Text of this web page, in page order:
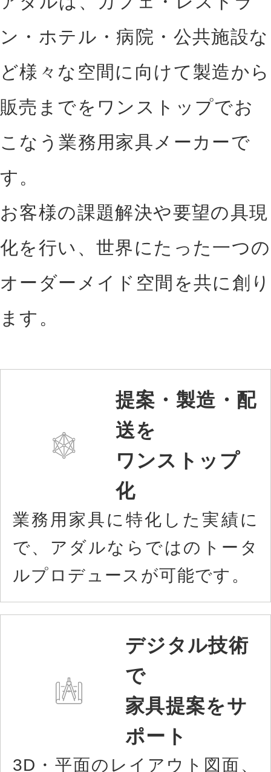
ン・ホテル・病院・公共施設な
ど様々な空間に向けて製造から
販売までをワンス トップでお
こなう業務用家具メーカーで
す。
お客様の課題解決や要望の具現
化を行い、世界に たった一つの
オーダーメイド空間を共に創り
ます。
提案・製造・配
送を
ワンストップ
化
業務用家具に特化した実績に
で、アダルならではのトータ
ルプロデュースが可能です。
デジタル技術
で
家具提案をサ
ポート
3D・平面のレイアウト図面、